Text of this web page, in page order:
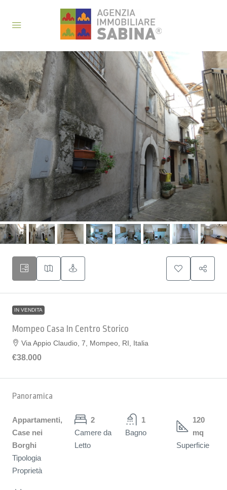
IN VENDITA
Mompeo Casa In Centro Storico
Via Appio Claudio, 7, Mompeo, RI, Italia
€38.000
Panoramica
Appartamenti,
Case nei
Borghi
Tipologia
Proprietà
2
Camere da
Letto
1
Bagno
120
mq
Superficie